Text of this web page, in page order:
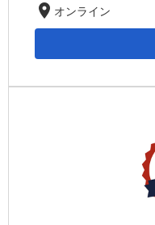
location_on オンライン